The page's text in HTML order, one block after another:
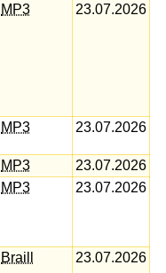
MP3 23.07.2026
MP3 23.07.2026
MP3
23.07.2026
MP3 23.07.2026
Braill 23.07.2026